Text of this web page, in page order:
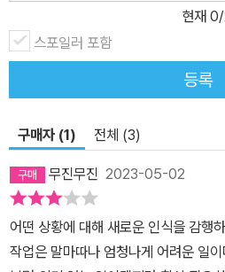
이자혜가 10대 여성에 대한 성폭행을
NS를 통해 제기되었다. #○○_내_성폭
져 나갈 때다. 이자혜를 비난하는 목소
때 ‘어둠의 이자혜’라 불렸던 웹툰 작
과 절판으로 대응했다. 이자혜는 입장
자혜 작가의 웹툰<미지의 세계>를 보
차 가해가 된다는 주장은 기정사실이
에 공론화된 지 며칠 만에 벌어졌다.
대중의 시야에서 사라져버렸다. 배제와 처벌이 너무나 신속하게 이뤄
현재 0
스포일러 포함
등록
구매자 (1) 전체 (3)
무진무진 2023-05-02
어떤 상황에 대해 새로운 인식을 감행
작업은 말마따나 엄청나게 어려운 일